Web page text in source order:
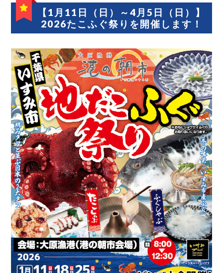
【1月11日（日）～4月5日（日）】
2026たこふぐ祭りを開催します！